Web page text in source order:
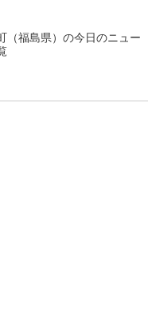
（福島県）の今日のニュー